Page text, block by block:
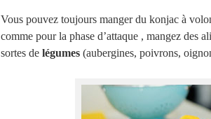
Vous pouvez toujours manger du konjac à
comme pour la phase d’attaque , mangez des
sortes de légumes (aubergines, poivrons,